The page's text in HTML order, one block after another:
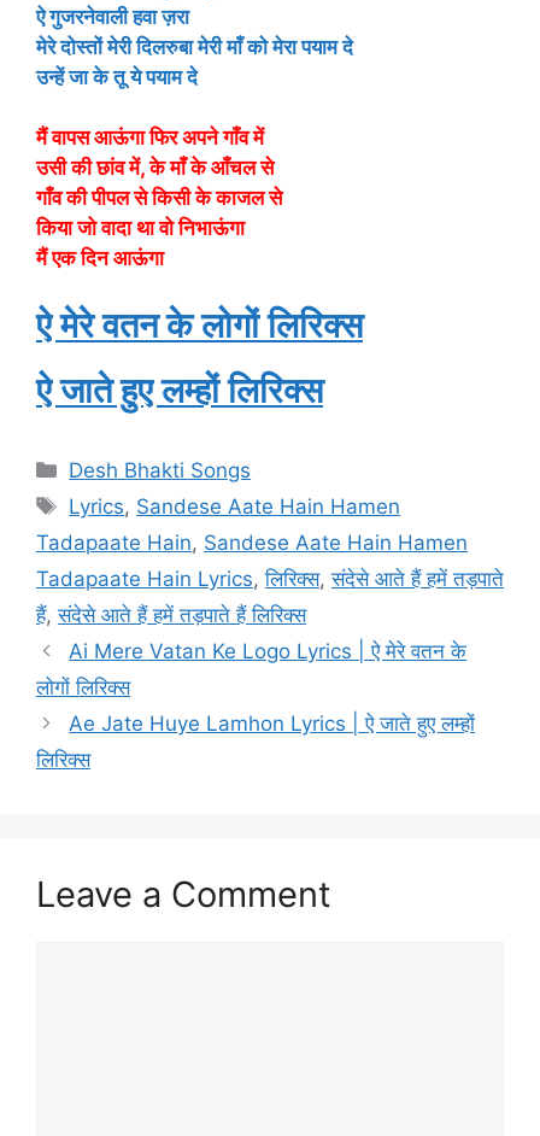
ऐ गुजरनेवाली हवा ज़रा
मेरे दोस्तों मेरी दिलरुबा मेरी माँ को मेरा पयाम दे
उन्हें जा के तू ये पयाम दे
मैं वापस आऊंगा फिर अपने गाँव में
उसी की छांव में, के माँ के आँचल से
गाँव की पीपल से किसी के काजल से
किया जो वादा था वो निभाऊंगा
मैं एक दिन आऊंगा
ऐ मेरे वतन के लोगों लिरिक्स
ऐ जाते हुए लम्हों लिरिक्स
Categories
Desh Bhakti Songs
Tags
Lyrics, Sandese Aate Hain Hamen
Tadapaate Hain, Sandese Aate Hain Hamen
Tadapaate Hain Lyrics,लिरिक्स,संदेसे आते हैं हमें तड़पाते
हैं,संदेसे आते हैं हमें तड़पाते हैं लिरिक्स
Ai Mere Vatan Ke Logo Lyrics | ऐ मेरे वतन के
लोगों लिरिक्स
Ae Jate Huye Lamhon Lyrics | ऐ जाते हुए लम्हों
लिरिक्स
Leave a Comment